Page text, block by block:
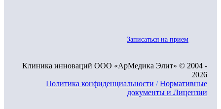
Записаться на прием
Клиника инноваций ООО «АрМедика Элит» © 2004 -
2026
Политика конфиденциальности /Нормативные
документы и Лицензии